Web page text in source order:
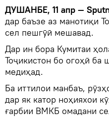
ДУШАНБЕ, 11 апр —
дар баъзе аз манотиқи
сел пешгӯӣ мешавад.
Дар ин бора Кумитаи
Тоҷикистон бо огоҳӣ ба
медиҳад.
Ба иттилои манбаъ,
дар як катор ноҳияхои
ғарбии ВМКБ омадани